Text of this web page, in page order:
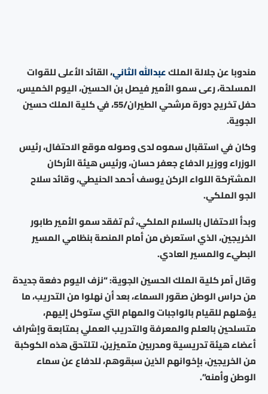
مندوبا عن جلالة الملكعبدالله الثاني، القائد الأعلى للقوات
المسلحة، رعى سمو الأمير فيصل بن الحسين، اليوم الخميس،
حفل تخريج دورة مرشحي الطيران/55، في كلية الملك حسين
الجوية.
وكان في استقبال سموه لدى وصوله موقع الاحتفال، رئيس
الوزراء ووزير الدفاع جعفر حسان، ورئيس هيئة الأركان
المشتركة اللواء الركن يوسف أحمد الحنيطي، وقائد سلاح
الجو الملكي.
وبدأ الاحتفال بالسلام الملكي، ثم تفقد سمو الأمير طابور
الخريجين، الذي استعرض من أمام المنصة بنظامي المسير
البطيء والمسير العادي.
وقال آمر كلية الملك الحسين الجوية: “نزف اليوم دفعة جديدة
من حراس الوطن صقور السماء، بعد أن نهلوا من التدريب، ما
يؤهلهم للقيام بالواجبات والمهام التي ستوكل إليهم،
متسلحين بالعلم والمعرفة والتدريب العملي بمتابعة وإشراف
أعضاء هيئة تدريسية ومدربين متميزين، لتلتحق هذه الكوكبة
من الخريجين، بإخوانهم الذين سبقوهم، للدفاع عن سماء
الوطن وأمنه”.